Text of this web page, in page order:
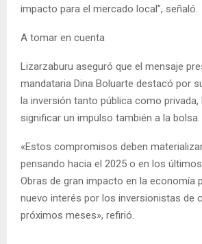
impacto para el mercado local”, señaló.
A tomar en cuenta
Lizarzaburu aseguró que el mensaje
mandataria Dina Boluarte destacó por
la inversión tanto pública como privada,
significar un impulso también a la bolsa.
«Estos compromisos deben
pensando hacia el 2025 o en los
Obras de gran impacto en la economía
nuevo interés por los inversionistas de
próximos meses», refirió.